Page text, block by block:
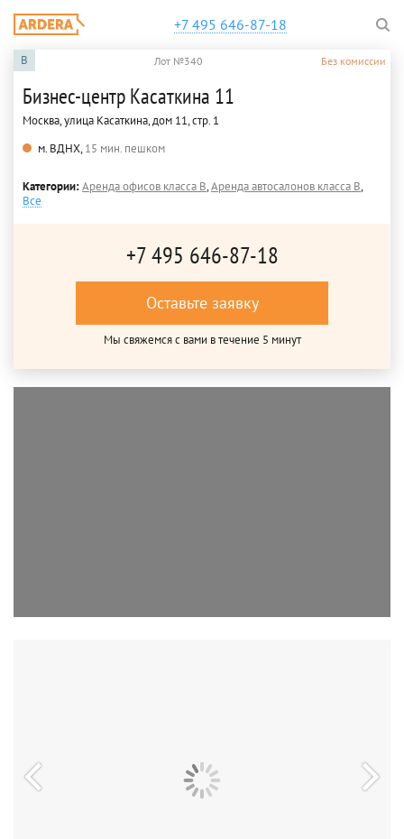
+7 495 646-87-18
B Лот №340 Без комиссии
Бизнес-центр Касаткина 11
Москва, улица Касаткина, дом 11, стр. 1
м. ВДНХ,15 мин. пешком
Категории:Аренда офисов класса B,Аренда автосалонов класса B,
Все
+7 495 646-87-18
Оставьте заявку
Мы свяжемся с вами в течение 5 минут